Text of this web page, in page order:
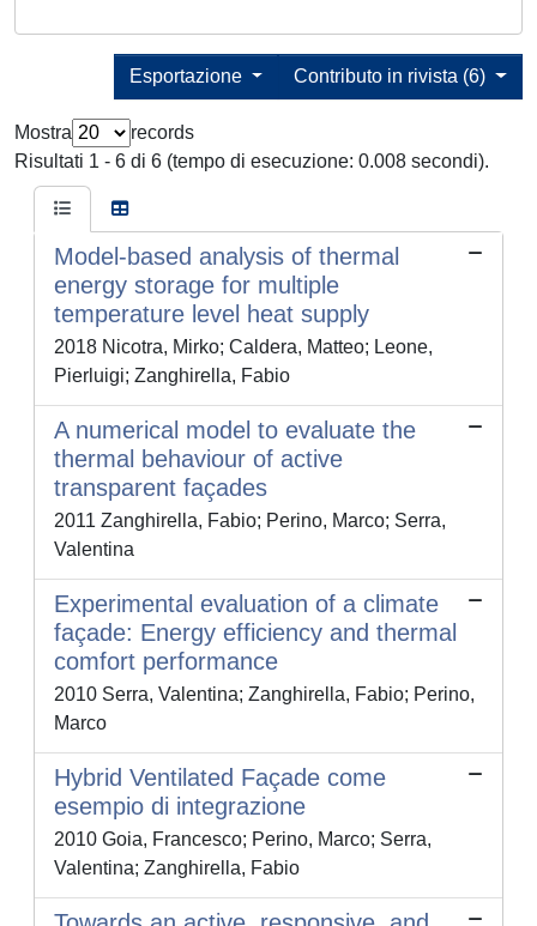
Contributo in rivista (6)
Esportazione
Mostra
records
Risultati 1 - 6 di 6 (tempo di esecuzione: 0.008 secondi).
Model-based analysis of thermal
energy storage for multiple
temperature level heat supply
2018 Nicotra, Mirko; Caldera, Matteo; Leone,
Pierluigi; Zanghirella, Fabio
A numerical model to evaluate the
thermal behaviour of active
transparent façades
2011 Zanghirella, Fabio; Perino, Marco; Serra,
Valentina
Experimental evaluation of a climate
façade: Energy efficiency and thermal
comfort performance
2010 Serra, Valentina; Zanghirella, Fabio; Perino,
Marco
Hybrid Ventilated Façade come
esempio di integrazione
2010 Goia, Francesco; Perino, Marco; Serra,
Valentina; Zanghirella, Fabio